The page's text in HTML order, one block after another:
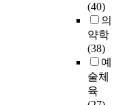
(40)
의
약학
(38)
예
술체
육